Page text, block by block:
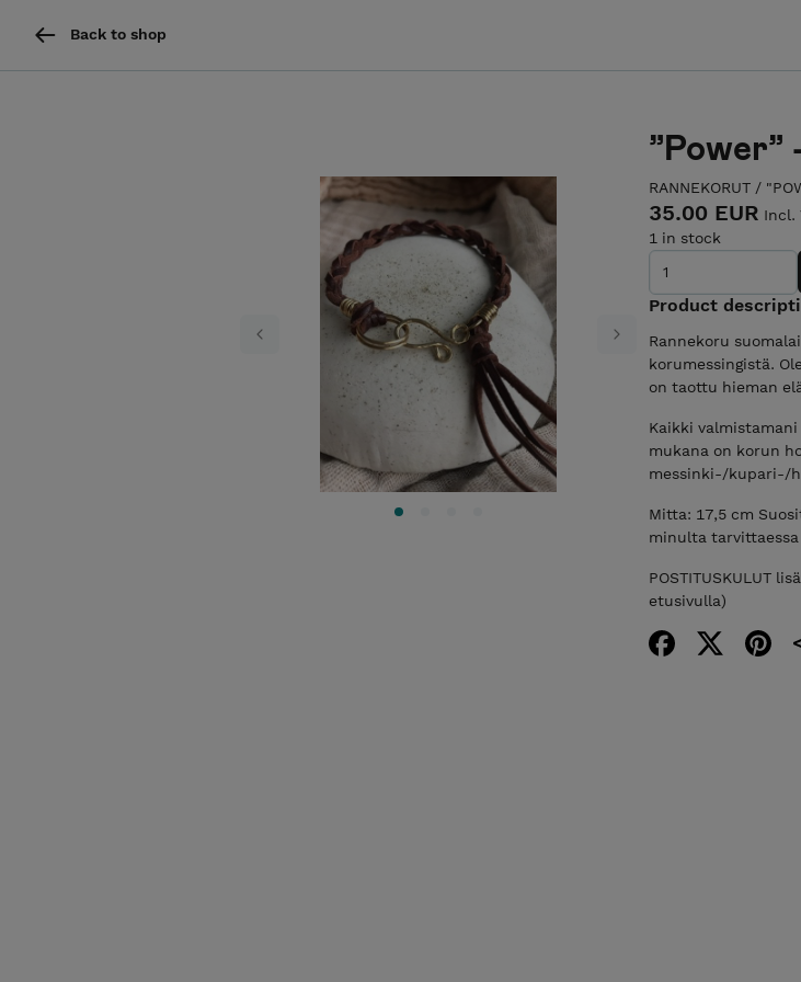
Back to shop
Previous Next
RANNEKORUT /
35.00 EUR Incl.
1 in stock
Product
Rannekoru
korumessingistä.
on taottu hieman
Kaikki
mukana on korun
messinki-/kupari-/
Mitta: 17,5 cm
minulta
POSTITUSKULUT
etusivulla)